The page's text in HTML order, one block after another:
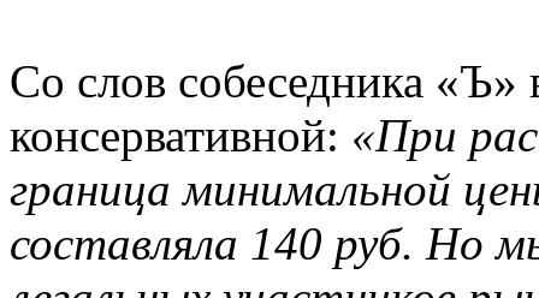
Со слов собеседника «Ъ»
консервативной: «При
граница минимальной
составляла 140 руб. Но